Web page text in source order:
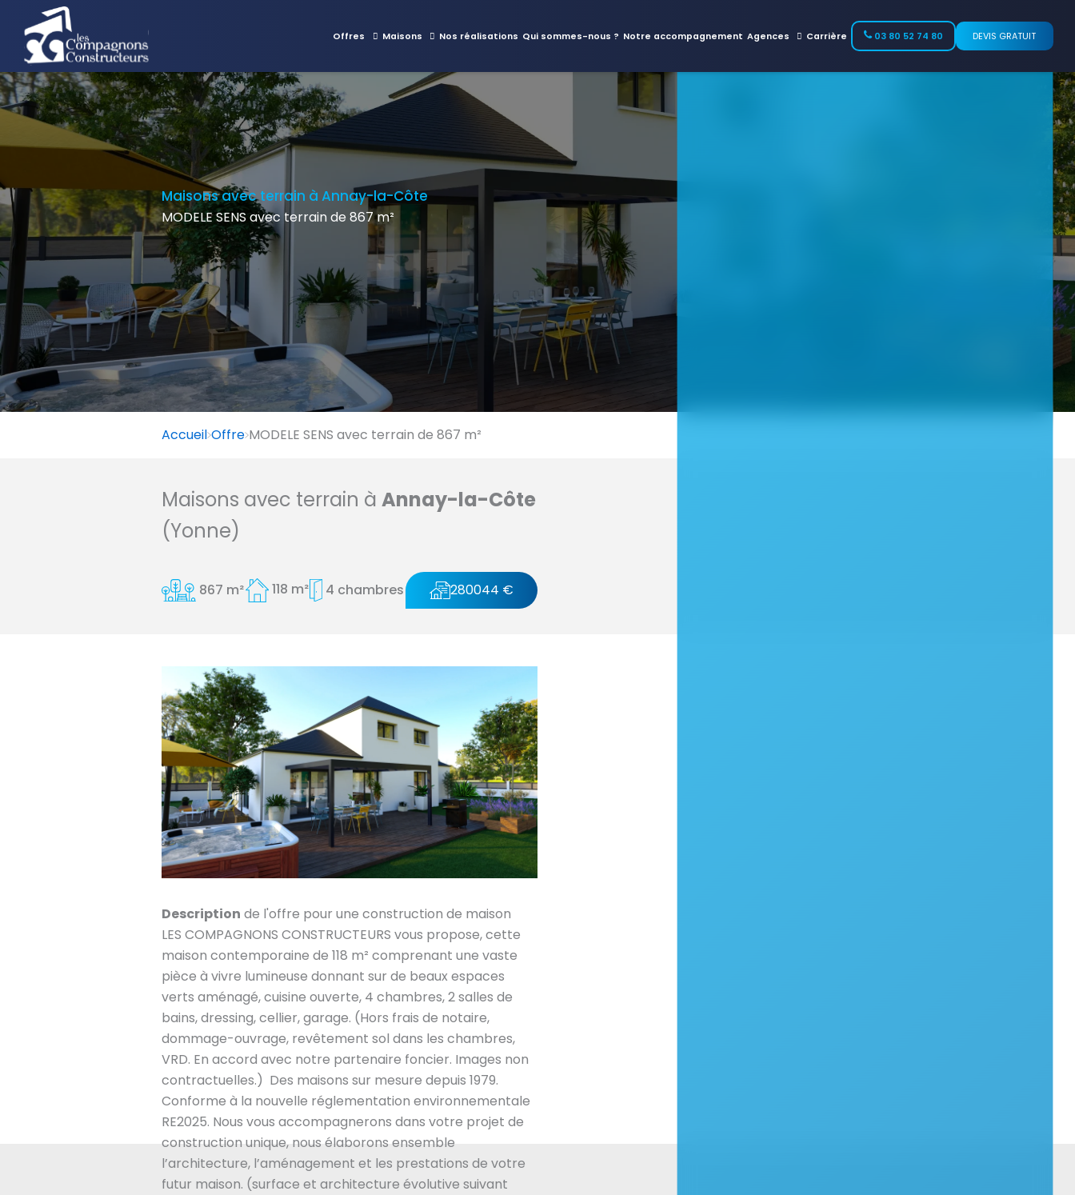
Offres Maisons Nos réalisations Qui sommes-nous ? Notre accompagnement Agences Carrière 03 80 52 74 80 DEVIS GRATUIT
Maisons avec terrain à Annay-la-Côte
MODELE SENS avec terrain de 867 m²
Accueil Offre MODELE SENS avec terrain de 867 m²
Maisons avec terrain à Annay-la-Côte
(Yonne)
867 m² 118 m² 4 chambres 280044 €
Description de l'offre pour une construction de maison
LES COMPAGNONS CONSTRUCTEURS vous propose, cette
maison contemporaine de 118 m² comprenant une vaste
pièce à vivre lumineuse donnant sur de beaux espaces
verts aménagé, cuisine ouverte, 4 chambres, 2 salles de
bains, dressing, cellier, garage. (Hors frais de notaire,
dommage-ouvrage, revêtement sol dans les chambres,
VRD. En accord avec notre partenaire foncier. Images non
contractuelles.) Des maisons sur mesure depuis 1979.
Conforme à la nouvelle réglementation environnementale
RE2025. Nous vous accompagnerons dans votre projet de
construction unique, nous élaborons ensemble
l’architecture, l’aménagement et les prestations de votre
futur maison. (surface et architecture évolutive suivant